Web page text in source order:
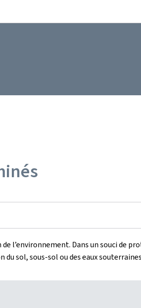
l’environnement. Dans un souci de
sol, sous-sol ou des eaux